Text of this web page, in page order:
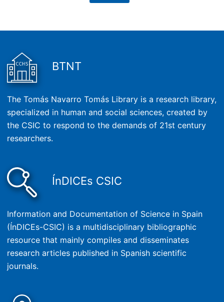
BTNT
The Tomás Navarro Tomás Library is a research library,
specialized in human and social sciences, created by
the CSIC to respond to the demands of 21st century
researchers.
ÍnDICEs CSIC
Information and Documentation of Science in Spain
(ÍnDICEs-CSIC) is a multidisciplinary bibliographic
resource that mainly compiles and disseminates
research articles published in Spanish scientific
journals.